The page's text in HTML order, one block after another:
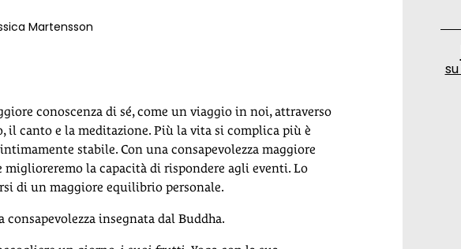
Martensson
conoscenza di sé, come un viaggio in noi, attraverso
il canto e la meditazione. Più la vita si complica più è
stabile. Con una consapevolezza maggiore
la capacità di rispondere agli eventi. Lo
di un maggiore equilibrio personale.
consapevolezza insegnata dal Buddha.
su